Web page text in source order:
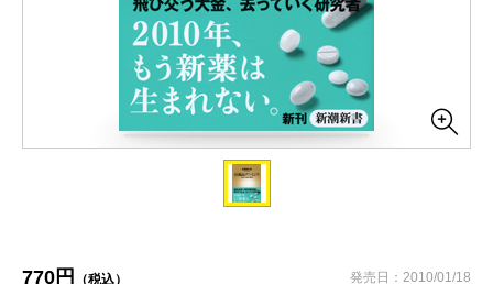
770円 （税込） 発売日：2010/01/18